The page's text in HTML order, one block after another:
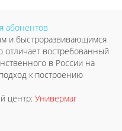
абонентов
и быстроразвивающимся
отличает востребованный
в России на
к построению
центр: Универмаг